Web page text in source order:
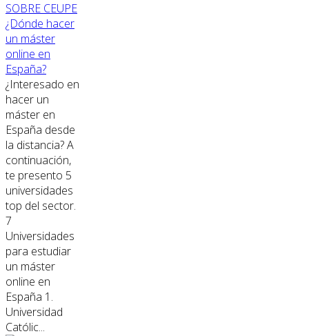
SOBRE CEUPE
¿Dónde hacer
un máster
online en
España?
¿Interesado en
hacer un
máster en
España desde
la distancia? A
continuación,
te presento 5
universidades
top del sector.
7
Universidades
para estudiar
un máster
online en
España 1.
Universidad
Católic...